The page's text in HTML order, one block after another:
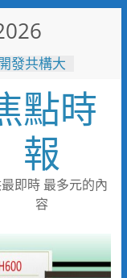
發共構大
景
岡山分局
福
內警消
危機
地名店熱
災重建
點時
報
即時 最多元的內
容